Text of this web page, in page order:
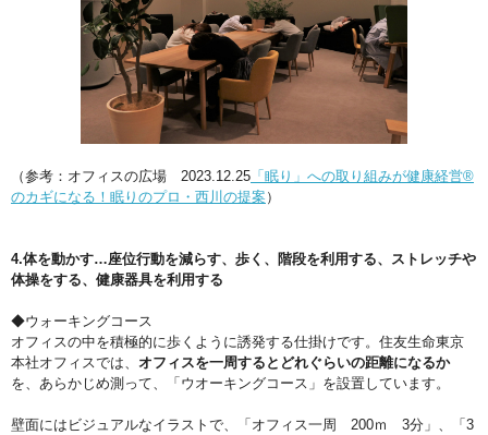
（参考：オフィスの広場 2023.12.25 「眠り」への取り組みが健康経営®
のカギになる！眠りのプロ・西川の提案 ）
4.体を動かす…座位行動を減らす、歩く、階段を利用する、ストレッチや
体操をする、健康器具を利用する
◆ウォーキングコース
オフィスの中を積極的に歩くように誘発する仕掛けです。住友生命東京
本社オフィスでは、 オフィスを一周するとどれぐらいの距離になるか
を、あらかじめ測って、「ウオーキングコース」を設置しています。
壁面にはビジュアルなイラストで、「オフィス一周 200ｍ 3分」、「3